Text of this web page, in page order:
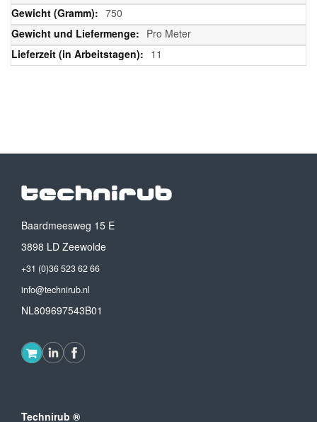
750
Pro Meter
11
Baardmeesweg 15 E
3898 LD Zeewolde
+31 (0)36 523 62 66
info@technirub.nl
NL809697543B01
Technirub ®